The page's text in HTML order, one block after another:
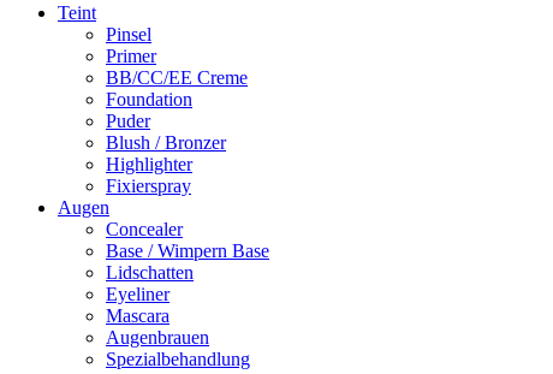
Primäres
Teint
Pinsel
Primer
BB/CC/EE Creme
Foundation
Puder
Blush / Bronzer
Highlighter
Fixierspray
Augen
Concealer
Base / Wimpern Base
Lidschatten
Eyeliner
Mascara
Augenbrauen
Spezialbehandlung